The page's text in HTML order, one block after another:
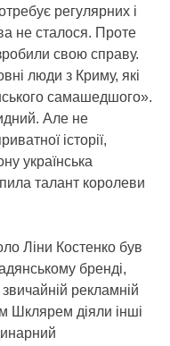
регулярних і
не сталося. Проте
свою справу.
люди з Криму, які
самашедшого».
Але не
історії,
українська
талант королеви
Ліни Костенко був
бренді,
рекламній
Шклярем діяли інші